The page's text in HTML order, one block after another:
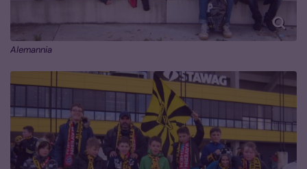
Alemannia